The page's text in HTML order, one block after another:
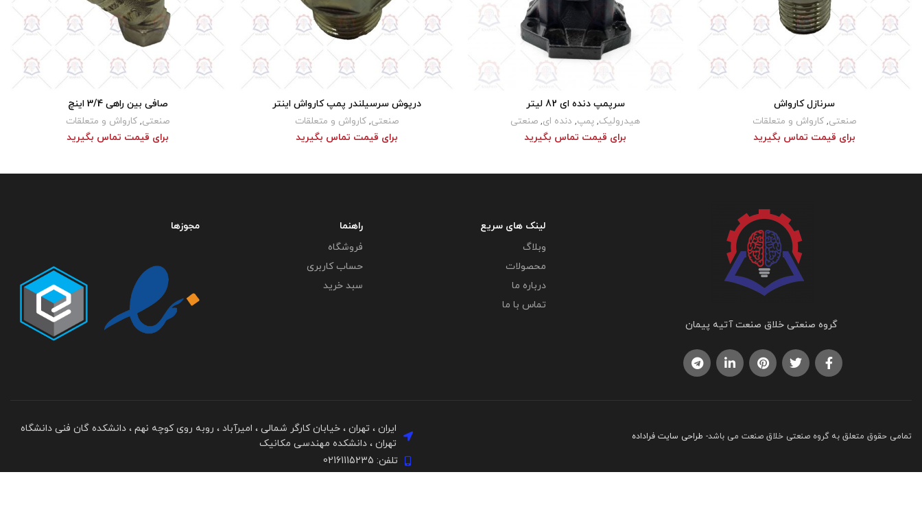
برای قیمت تماس بگیرید
سرنازل کارواش
صنعتی,کارواش و متعلقات
برای قیمت تماس بگیرید
برای قیمت تماس بگیرید
سرپمپ دنده ای 82 لیتر
هیدرولیک, پمپ, دنده ای, صنعتی
برای قیمت تماس بگیرید
برای قیمت تماس بگیرید
درپوش سرسیلندر پمپ کارواش اینتر
صنعتی,کارواش و متعلقات
برای قیمت تماس بگیرید
برای قیمت تماس بگیرید
صافی بین راهی 3/4 اینچ
صنعتی, کارواش و متعلقات
برای قیمت تماس بگیرید
گروه صنعتی خلاق صنعت آتیه پیمان
لینک های سریع
وبلاگ
محصولات
درباره ما
تماس با ما
راهنما
فروشگاه
حساب کاربری
سبد خرید
مجوزها
تمامی حقوق متعلق به گروه صنعتی خلاق صنعت می باشد- طراحی سایت فراداده
تلفن: 02161115235
ایران ، تهران ، خیابان کارگر شمالی ، امیرآباد ، روبه روی کوچه نهم ، دانشکده گان فنی دانشگاه
تهران ، دانشکده مهندسی مکانیک